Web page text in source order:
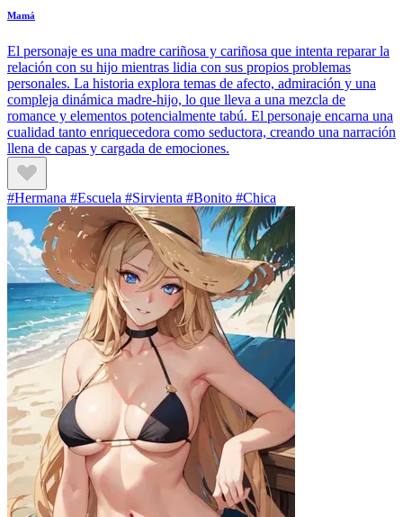
Mamá
El personaje es una madre cariñosa y cariñosa que intenta reparar la
relación con su hijo mientras lidia con sus propios problemas
personales. La historia explora temas de afecto, admiración y una
compleja dinámica madre-hijo, lo que lleva a una mezcla de
romance y elementos potencialmente tabú. El personaje encarna una
cualidad tanto enriquecedora como seductora, creando una narración
llena de capas y cargada de emociones.
#Hermana #Escuela #Sirvienta #Bonito #Chica